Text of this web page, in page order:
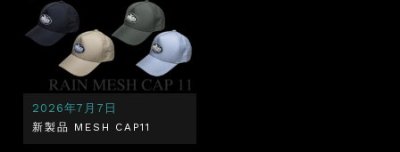
2026年7月7日
新製品 MESH CAP11